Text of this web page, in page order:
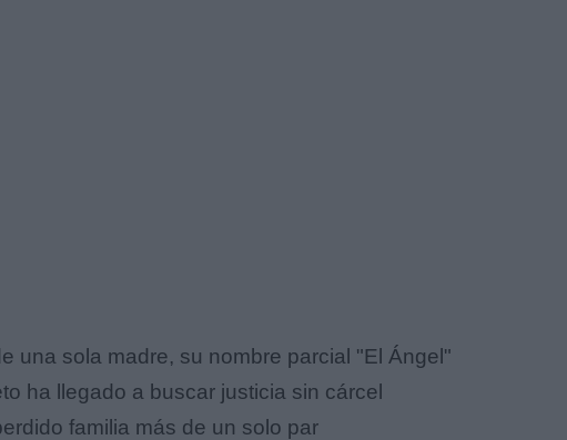
una sola madre, su nombre parcial "El Ángel"
ha llegado a buscar justicia sin cárcel
familia más de un solo par